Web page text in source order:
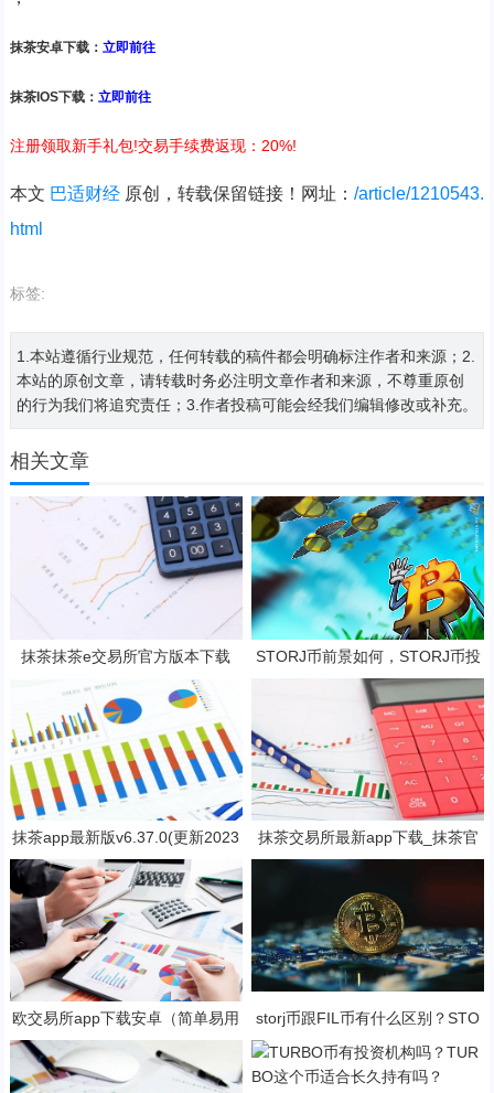
抹茶安卓下载： 立即前往
抹茶IOS下载： 立即前往
注册领取新手礼包!交易手续费返现：20%!
本文 巴适财经原创，转载保留链接！网址： /article/1210543.
html
标签:
1.本站遵循行业规范，任何转载的稿件都会明确标注作者和来源；2.
本站的原创文章，请转载时务必注明文章作者和来源，不尊重原创
的行为我们将追究责任；3.作者投稿可能会经我们编辑修改或补充。
相关文章
抹茶抹茶e交易所官方版本下载
（支持安卓iOS官方下载）
STORJ币前景如何，STORJ币投
资价值深度分析
抹茶app最新版v6.37.0(更新2023
抹茶交易官网版本)
抹茶交易所最新app下载_抹茶官
网入口(v6.25.0)
欧交易所app下载安卓（简单易用
的数字货币交易app）
storj币跟FIL币有什么区别？STO
RJ币还有赚钱空间吗?